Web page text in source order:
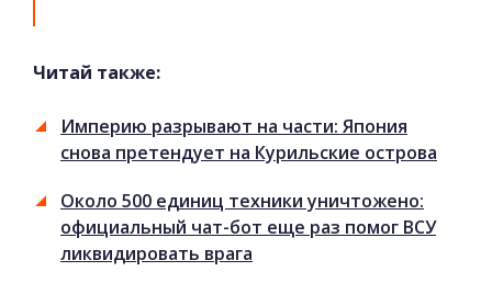
Читай также:
Империю разрывают на части: Япония
снова претендует на Курильские острова
Около 500 единиц техники уничтожено:
официальный чат-бот еще раз помог ВСУ
ликвидировать врага